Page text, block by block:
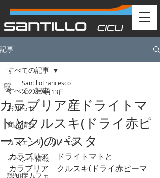
記事
すべての記事
お知らせ
商品情報
カフェ・ザ・ガレージ
イベント情報
認知症カフェ
すべての記事
カラブリア産ドライトマ
トとクルスキ(ドライ赤ピ
ーマン)のパスタ
SantilloFrancesco
2022年9月13日
カラブリア　ドライトマトと
カラブリア　クルスキ(ドライ赤ピーマ